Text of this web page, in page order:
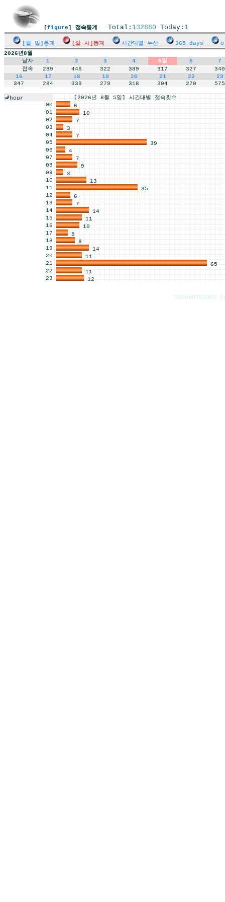
[figure] 접속통계 Total: 132880 Today: 1
[월-일]통계 [일-시]통계 시간대별 누산 365 days
2026년8월
날자
1 2 3 4 5일 6
7
접속
289 446 322 389 317 327
340
16
17 18 19 20 21 22
23
347
284 339 279 318 304 270 575
hour
[2026년 8월 5일] 시간대별 접속횟수
00
6
01
10
02
7
03
3
04
7
05
39
06
4
07
7
08
9
09
3
10
13
11
35
12
6
13
7
14
14
15
11
16
10
17
5
18
8
19
14
20
11
21
65
22
11
23
12